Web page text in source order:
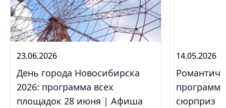
23.06.2026
День города Новосибирска
2026: программа всех
площадок 28 июня | Афиша
14.05.2026
сюрприз